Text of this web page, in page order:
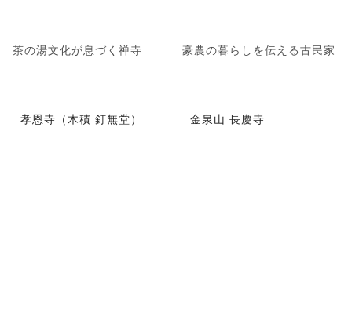
茶の湯文化が息づく禅寺 豪農の暮らしを伝える古民家
孝恩寺（木積 釘無堂） 金泉山 長慶寺